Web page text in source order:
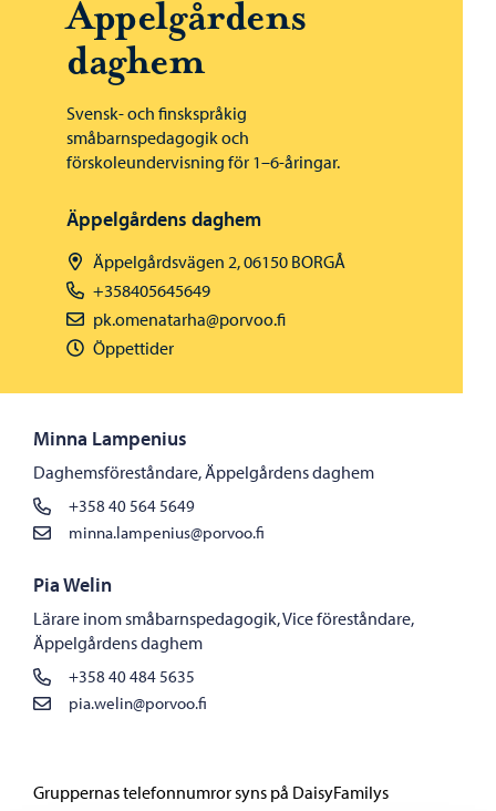
Äppelgårdens
daghem
Svensk- och finskspråkig
småbarnspedagogik och
förskoleundervisning för 1–6-åringar.
Äppelgårdens daghem
Äppelgårdsvägen 2, 06150 BORGÅ
+358405645649
pk.omenatarha@porvoo.fi
Öppettider
Minna Lampenius
Daghemsföreståndare, Äppelgårdens daghem
+358 40 564 5649
minna.lampenius@porvoo.fi
Pia Welin
Lärare inom småbarnspedagogik, Vice föreståndare,
Äppelgårdens daghem
+358 40 484 5635
pia.welin@porvoo.fi
Gruppernas telefonnumror syns på DaisyFamilys